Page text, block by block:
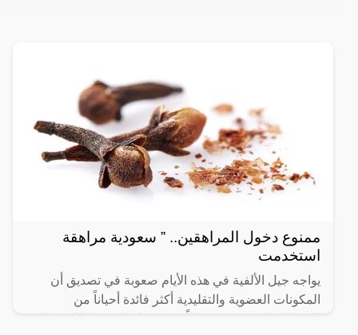
ممنوع دخول المراهقين.. ” سعودية مراهقة
استخدمت
يواجه جيل الألفية في هذه الأيام صعوبة في تصديق أن
المكونات العضوية والتقليدية أكثر فائدة أحياناً من